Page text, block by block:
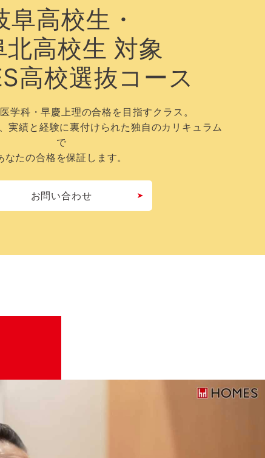
阜高校生・
北高校生 対象
高校選抜コース
学科・早慶上理の合格を目指すクラス。
実績と経験に裏付けられた独自のカリキュラム
で
なたの合格を保証します。
お問い合わせ